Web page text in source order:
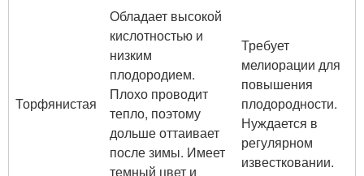
Торфянистая
Обладает высокой
кислотностью и
низким
плодородием.
Плохо проводит
тепло, поэтому
дольше оттаивает
после зимы. Имеет
темный цвет и
Требует
мелиорации для
повышения
плодородности.
Нуждается в
регулярном
известковании.